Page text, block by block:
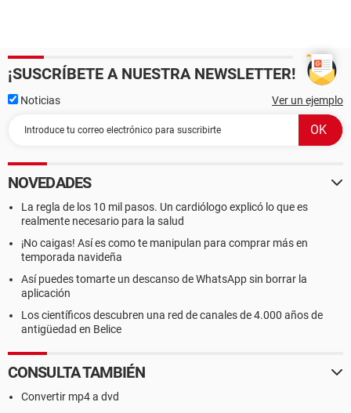
¡SUSCRÍBETE A NUESTRA NEWSLETTER!
Noticias Ver un ejemplo
NOVEDADES
La regla de los 10 mil pasos. Un cardiólogo explicó lo que es
realmente necesario para la salud
¡No caigas! Así es como te manipulan para comprar más en
temporada navideña
Así puedes tomarte un descanso de WhatsApp sin borrar la
aplicación
Los científicos descubren una red de canales de 4.000 años de
antigüedad en Belice
CONSULTA TAMBIÉN
Convertir mp4 a dvd